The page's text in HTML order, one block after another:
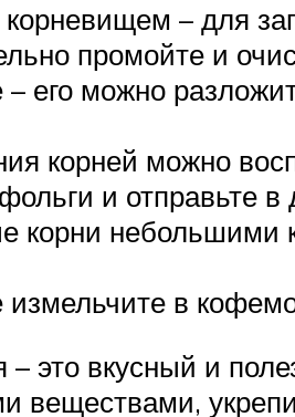
– для
промойте и
его можно
корней можно
и отправьте в
корни небольшими
измельчите в
– это вкусный и
веществами,